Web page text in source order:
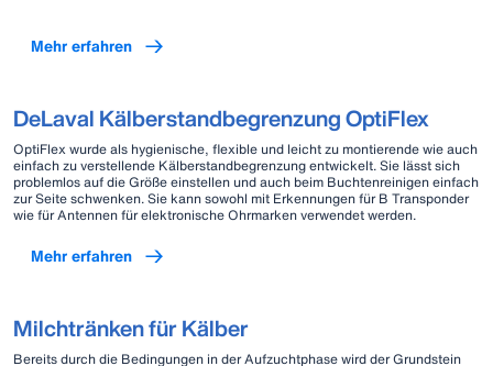
Mehr erfahren
DeLaval Kälberstandbegrenzung OptiFlex
OptiFlex wurde als hygienische, flexible und leicht zu montierende wie auch
einfach zu verstellende Kälberstandbegrenzung entwickelt. Sie lässt sich
problemlos auf die Größe einstellen und auch beim Buchtenreinigen einfach
zur Seite schwenken. Sie kann sowohl mit Erkennungen für B Transponder
wie für Antennen für elektronische Ohrmarken verwendet werden.
Mehr erfahren
Milchtränken für Kälber
Bereits durch die Bedingungen in der Aufzuchtphase wird der Grundstein